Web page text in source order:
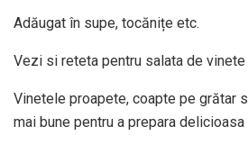
Adăugat în supe, tocănițe etc.
Vezi si reteta pentru salata de vinete
Vinetele proapete, coapte pe grătar
mai bune pentru a prepara